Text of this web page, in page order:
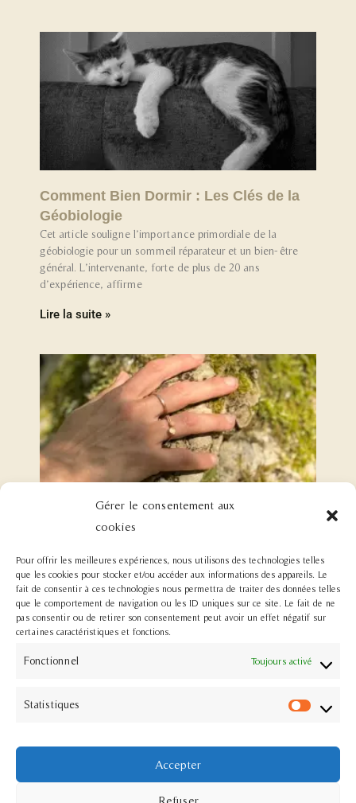
Gérer le consentement aux
cookies
Pour offrir les meilleures expériences, nous utilisons des technologies telles
que les cookies pour stocker et/ou accéder aux informations des appareils. Le
fait de consentir à ces technologies nous permettra de traiter des données telles
que le comportement de navigation ou les ID uniques sur ce site. Le fait de ne
pas consentir ou de retirer son consentement peut avoir un effet négatif sur
certaines caractéristiques et fonctions.
Fonctionnel Toujours activé
Statistiques
Accepter
Refuser
Comment Bien Dormir : Les Clés de la
Géobiologie
Cet article souligne l’importance primordiale de la
géobiologie pour un sommeil réparateur et un bien-être
général. L’intervenante, forte de plus de 20 ans
d’expérience, affirme
Lire la suite »
géobiosophie. Chaque individu possède des
Lire la suite »
« Précédent Suivant »